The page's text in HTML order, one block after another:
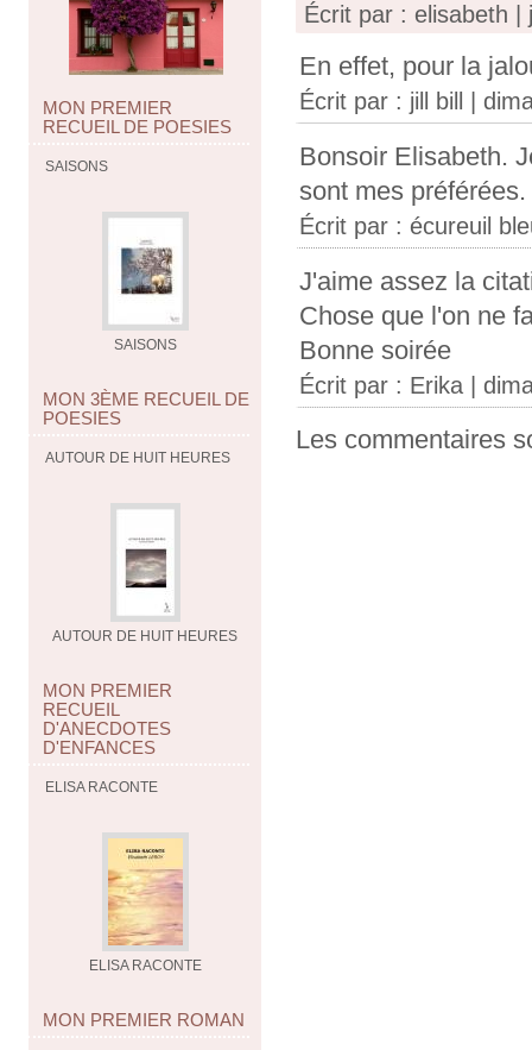
MON PREMIER
RECUEIL DE POESIES
SAISONS
SAISONS
MON 3ÈME RECUEIL DE
POESIES
AUTOUR DE HUIT HEURES
AUTOUR DE HUIT HEURES
MON PREMIER
RECUEIL
D'ANECDOTES
D'ENFANCES
ELISA RACONTE
ELISA RACONTE
MON PREMIER ROMAN
Écrit par : elisabeth |
En effet, pour la
Écrit par : jill bill |
Bonsoir Elisabeth.
sont mes préférées.
Écrit par : écureuil
J'aime assez la
Chose que l'on ne
Bonne soirée
Écrit par : Erika |
Les commentaires